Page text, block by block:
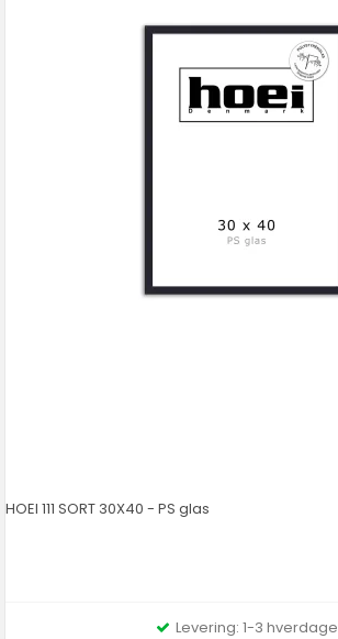
HOEI 111 SORT 30X40 - PS glas
Levering: 1-3 hverdage